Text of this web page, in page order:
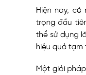
Hiện nay,
trọng đầu
thể sử dụng
hiệu quả tạm
Một giải